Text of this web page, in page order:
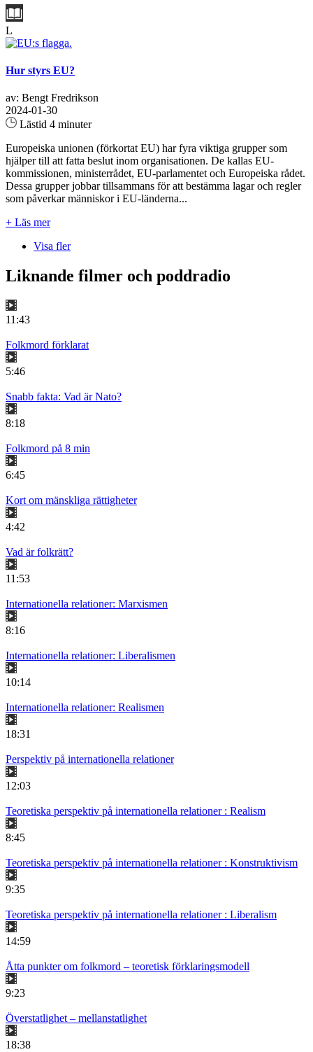
L
Hur styrs EU?
av: Bengt Fredrikson
2024-01-30
Lästid 4 minuter
Europeiska unionen (förkortat EU) har fyra viktiga grupper som
hjälper till att fatta beslut inom organisationen. De kallas EU-
kommissionen, ministerrådet, EU-parlamentet och Europeiska rådet.
Dessa grupper jobbar tillsammans för att bestämma lagar och regler
som påverkar människor i EU-länderna...
+ Läs mer
Visa fler
Liknande filmer och poddradio
11:43
Folkmord förklarat
5:46
Snabb fakta: Vad är Nato?
8:18
Folkmord på 8 min
6:45
Kort om mänskliga rättigheter
4:42
Vad är folkrätt?
11:53
Internationella relationer: Marxismen
8:16
Internationella relationer: Liberalismen
10:14
Internationella relationer: Realismen
18:31
Perspektiv på internationella relationer
12:03
Teoretiska perspektiv på internationella relationer : Realism
8:45
Teoretiska perspektiv på internationella relationer : Konstruktivism
9:35
Teoretiska perspektiv på internationella relationer : Liberalism
14:59
Åtta punkter om folkmord – teoretisk förklaringsmodell
9:23
Överstatlighet – mellanstatlighet
18:38